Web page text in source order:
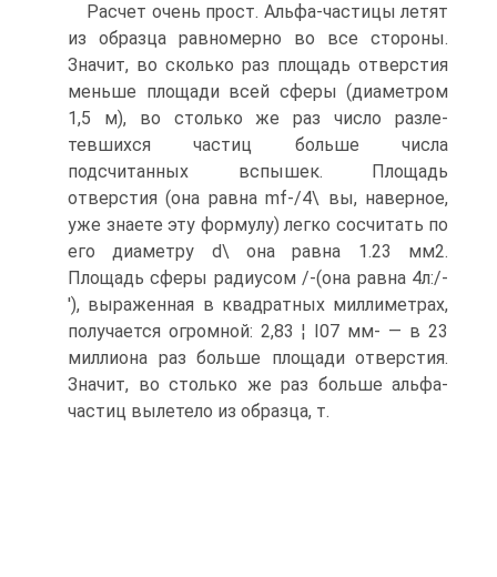
Расчет очень прост. Альфа-частицы летят
из образца равномерно во все стороны.
Значит, во сколько раз площадь отверстия
меньше площади всей сферы (диаметром
1,5 м), во столько же раз число разле-
тевшихся частиц больше числа
подсчитанных вспышек. Площадь
отверстия (она равна mf-/4\ вы, наверное,
уже знаете эту формулу) легко сосчитать по
его диаметру d\ она равна 1.23 мм2.
Площадь сферы радиусом /-(она равна 4л:/-
'), выраженная в квадратных миллиметрах,
получается огромной: 2,83 ¦ I07 мм- — в 23
миллиона раз больше площади отверстия.
Значит, во столько же раз больше альфа-
частиц вылетело из образца, т.